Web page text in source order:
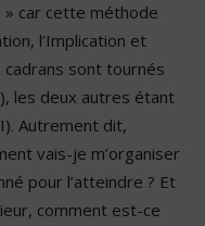
» car cette méthode
l’Implication et
cadrans sont tournés
les deux autres étant
Autrement dit,
vais-je m’organiser
pour l’atteindre ? Et
comment est-ce